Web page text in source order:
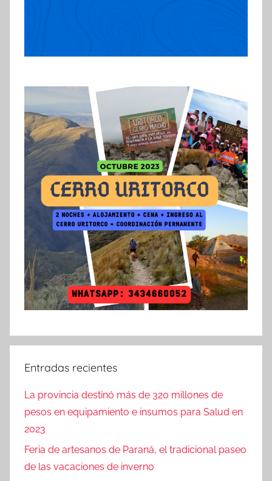
Entradas recientes
La provincia destinó más de 320 millones de
pesos en equipamiento e insumos para Salud en
2023
Feria de artesanos de Paraná, el tradicional paseo
de las vacaciones de inverno